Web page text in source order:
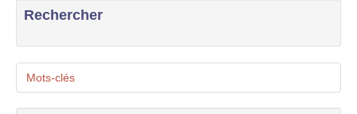
Rechercher
Mots-clés